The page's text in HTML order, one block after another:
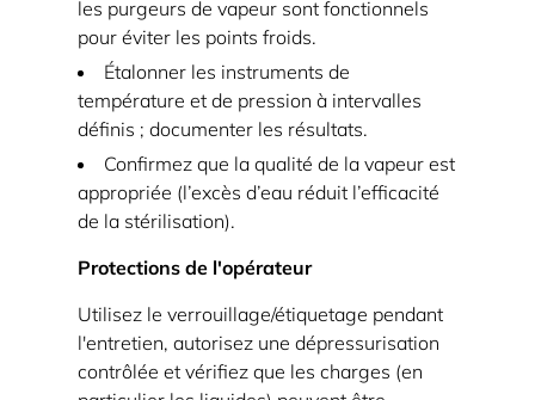
les purgeurs de vapeur sont fonctionnels
pour éviter les points froids.
Étalonner les instruments de
température et de pression à intervalles
définis ; documenter les résultats.
Confirmez que la qualité de la vapeur est
appropriée (l’excès d’eau réduit l’efficacité
de la stérilisation).
Protections de l'opérateur
Utilisez le verrouillage/étiquetage pendant
l'entretien, autorisez une dépressurisation
contrôlée et vérifiez que les charges (en